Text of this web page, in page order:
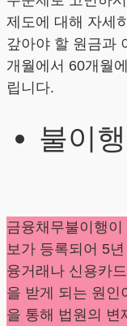
제도에 대해 자세
갚아야 할 원금과
개월에서 60개월
립니다.
불이
금융채무불이행
보가 등록되어 5
융거래나 신용카
을 받게 되는 원인
을 통해 법원의 변